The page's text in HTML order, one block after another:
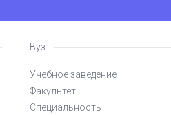
Вуз
Учебное заведение
Факультет
Специальность